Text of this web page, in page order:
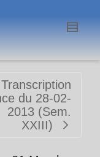
Transcription
du 28-02-
2013 (Sem.
XXIII)